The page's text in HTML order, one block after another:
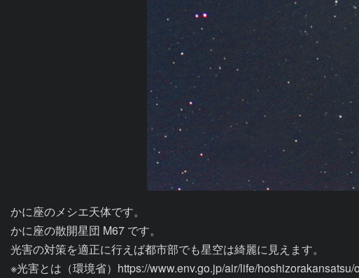
かに座のメシエ天体です。
かに座の散開星団 M67 です。
光害の対策を適正に行えば都市部でも星空は綺麗に見えます。
※光害とは（環境省）https://www.env.go.jp/air/life/hoshizorakansatsu/